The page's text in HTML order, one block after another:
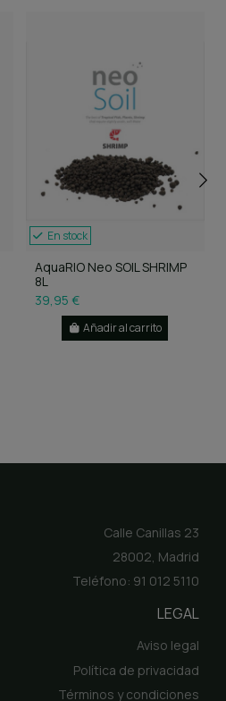
En stock
AquaRIO Neo SOIL SHRIMP
8L
39,95 €
Añadir al carrito
Calle Canillas 23
28002, Madrid
Teléfono: 91 012 5110
LEGAL
Aviso legal
Política de privacidad
Términos y condiciones